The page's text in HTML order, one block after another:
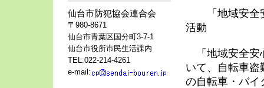
「地域安全
活動
「地域安全安
いて、自転車盗
の自転車・バイ
仙台市防犯協会連合会
〒980-8671
仙台市青葉区国分町3-7-1
仙台市役所市民生活課内
TEL:022-214-4261
e-mail: